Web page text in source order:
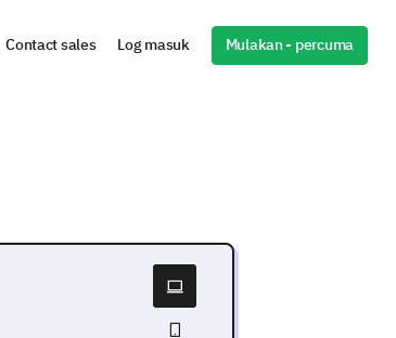
Contact sales Log masuk Mulakan - percuma